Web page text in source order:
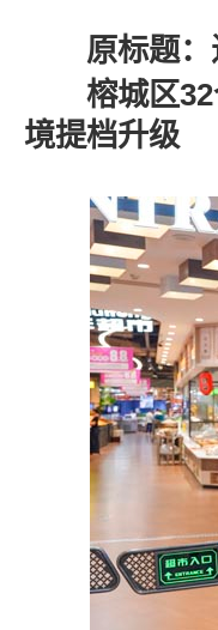
原标题：
榕城区32
境提档升级